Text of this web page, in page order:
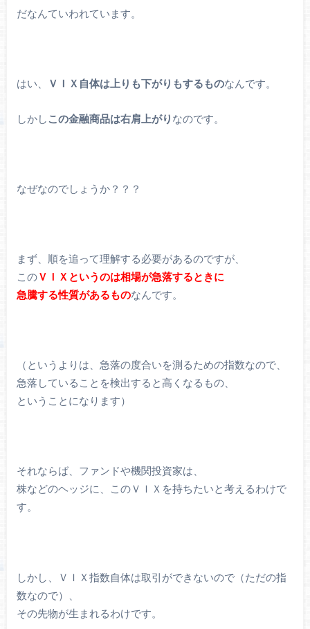
だなんていわれています。
はい、 ＶＩＸ自体は上りも下がりもするものなんです。
しかしこの金融商品は右肩上がり なのです。
なぜなのでしょうか？？？
まず、順を追って理解する必要があるのですが、
このＶＩＸというのは相場が急落するときに
急騰する性質があるものなんです。
（というよりは、急落の度合いを測るための指数なので、
急落していることを検出すると高くなるもの、
ということになります）
それならば、ファンドや機関投資家は、
株などのヘッジに、このＶＩＸを持ちたいと考えるわけで
す。
しかし、ＶＩＸ指数自体は取引ができないので（ただの指
数なので）、
その先物が生まれるわけです。